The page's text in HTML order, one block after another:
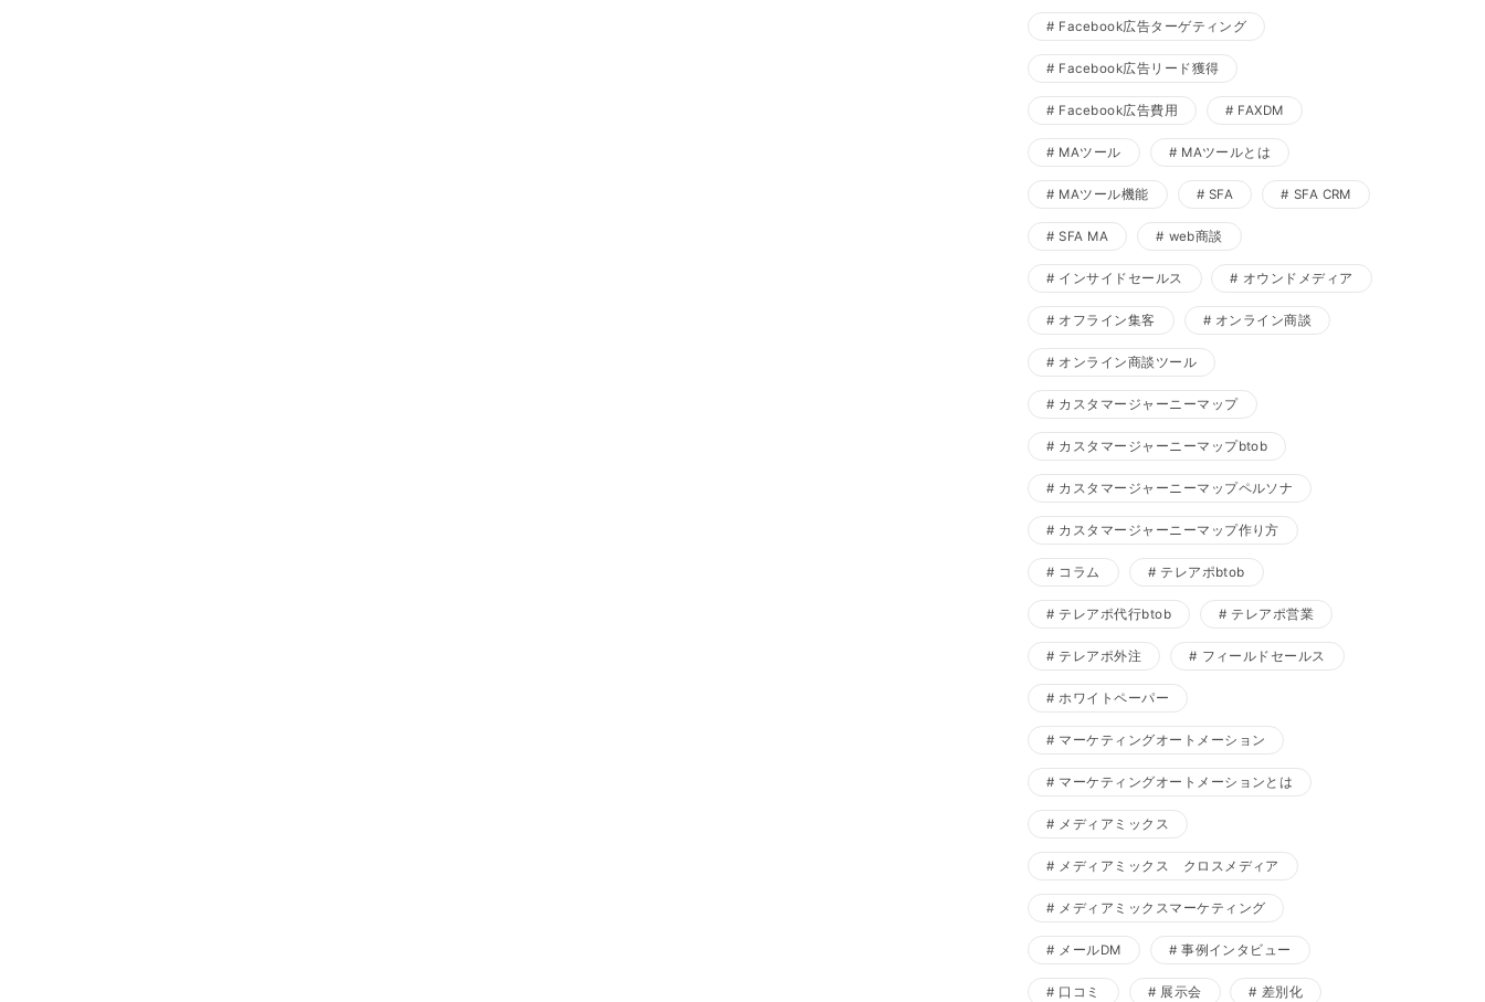
Facebook広告ターゲティング
Facebook広告リード獲得
Facebook広告費用 FAXDM
MAツール MAツールとは
MAツール機能 SFA SFA CRM
SFA MA web商談
インサイドセールス オウンドメディア
オフライン集客 オンライン商談
オンライン商談ツール
カスタマージャーニーマップ
カスタマージャーニーマップbtob
カスタマージャーニーマップペルソナ
カスタマージャーニーマップ作り方
コラム テレアポbtob
テレアポ代行btob テレアポ営業
テレアポ外注 フィールドセールス
ホワイトペーパー
マーケティングオートメーション
マーケティングオートメーションとは
メディアミックス
メディアミックス クロスメディア
メディアミックスマーケティング
メールDM 事例インタビュー
口コミ 展示会 差別化